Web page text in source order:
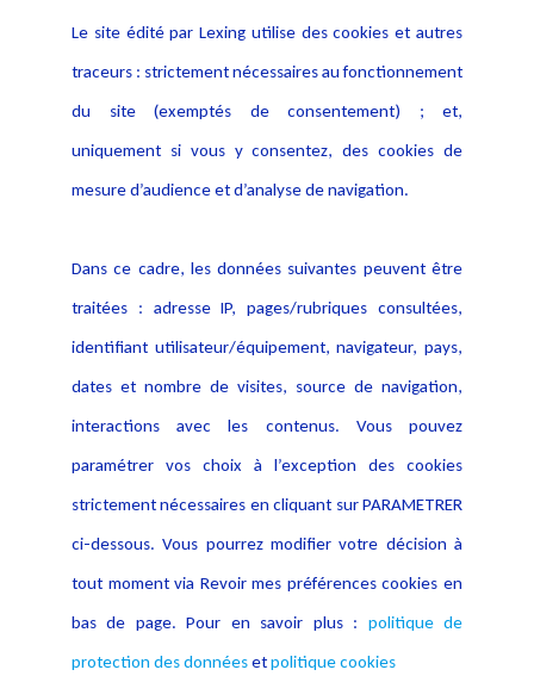
Alerte professionnelle
Déclaration d'accessibilité
Notice Légale
Politique de protection des
données
Publications
Le site édité par Lexing utilise des cookies et autres
traceurs : strictement nécessaires au fonctionnement
du site (exemptés de consentement) ; et,
uniquement si vous y consentez, des cookies de
mesure d’audience et d’analyse de navigation.
Dans ce cadre, les données suivantes peuvent être
traitées : adresse IP, pages/rubriques consultées,
identifiant utilisateur/équipement, navigateur, pays,
dates et nombre de visites, source de navigation,
interactions avec les contenus. Vous pouvez
paramétrer vos choix à l’exception des cookies
strictement nécessaires en cliquant sur PARAMETRER
ci-dessous. Vous pourrez modifier votre décision à
tout moment via Revoir mes préférences cookies en
bas de page. Pour en savoir plus : politique de
protection des donnéesetpolitique cookies